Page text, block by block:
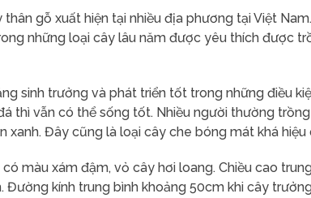
thân gỗ xuất hiện tại nhiều địa phương tại Việt
những loại cây lâu năm được yêu thích được
sinh trưởng và phát triển tốt trong những điều
thì vẫn có thể sống tốt. Nhiều người thường
xanh. Đây cũng là loại cây che bóng mát khá
màu xám đậm, vỏ cây hơi loang. Chiều cao
Đường kính trung bình khoảng 50cm khi cây